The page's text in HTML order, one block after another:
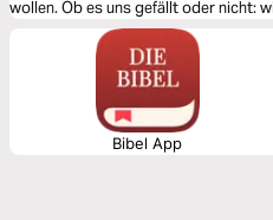
wollen. Ob es uns gefällt oder nicht:
Sie will uns daran hindern, ein
Bibel App